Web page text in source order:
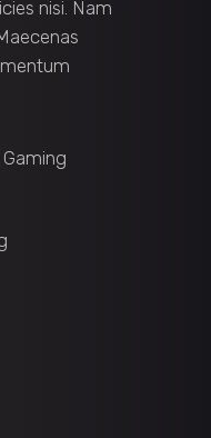
nisi. Nam
Gaming